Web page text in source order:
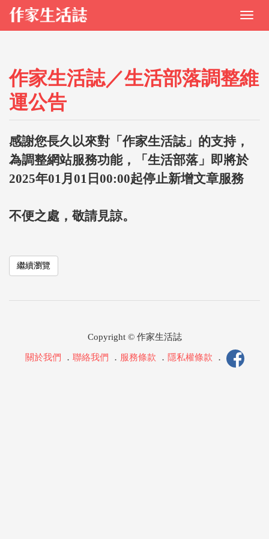
作家生活誌／生活部落調整維
運公告
感謝您長久以來對「作家生活誌」的支持，
為調整網站服務功能，「生活部落」即將於
2025年01月01日00:00起停止新增文章服務
不便之處，敬請見諒。
繼續瀏覽
Copyright © 作家生活誌
關於我們 ． 聯絡我們 ． 服務條款 ． 隱私權條款 ．